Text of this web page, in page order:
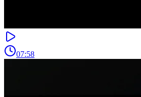
07:58